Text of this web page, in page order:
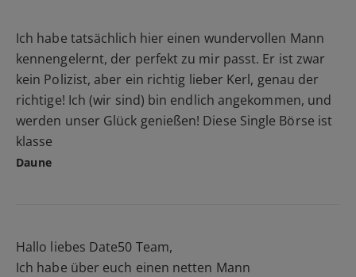
Ich habe tatsächlich hier einen wundervollen Mann
kennengelernt, der perfekt zu mir passt. Er ist zwar
kein Polizist, aber ein richtig lieber Kerl, genau der
richtige! Ich (wir sind) bin endlich angekommen, und
werden unser Glück genießen! Diese Single Börse ist
klasse
Daune
Hallo liebes Date50 Team,
Ich habe über euch einen netten Mann